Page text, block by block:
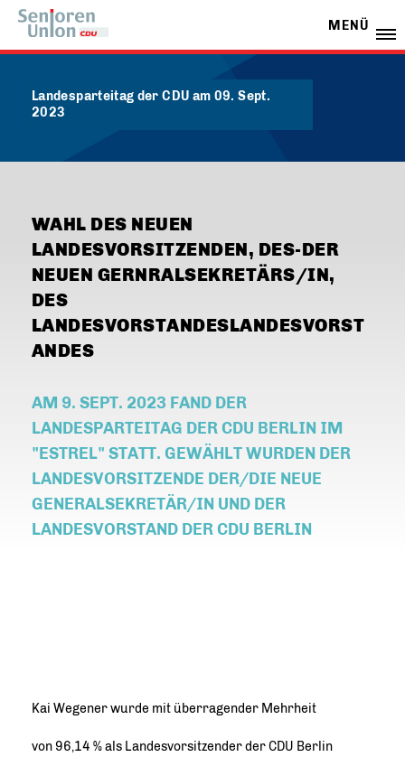
MENÜ
Landesparteitag der CDU am 09. Sept.
2023
WAHL DES NEUEN
LANDESVORSITZENDEN, DES-DER
NEUEN GERNRALSEKRETÄRS/IN,
DES
LANDESVORSTANDESLANDESVORST
ANDES
AM 9. SEPT. 2023 FAND DER
LANDESPARTEITAG DER CDU BERLIN IM
"ESTREL" STATT. GEWÄHLT WURDEN DER
LANDESVORSITZENDE DER/DIE NEUE
GENERALSEKRETÄR/IN UND DER
LANDESVORSTAND DER CDU BERLIN
Kai Wegener wurde mit überragender Mehrheit
von 96,14 % als Landesvorsitzender der CDU Berlin